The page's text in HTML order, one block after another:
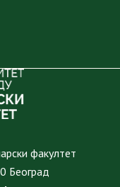
факултет
Београд